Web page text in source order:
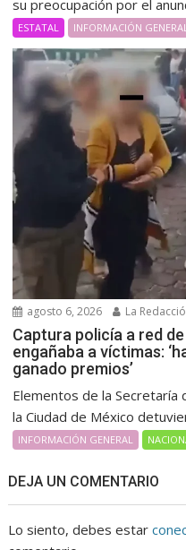
su preocupación por el
ESTATAL INFORMACIÓN
agosto 6, 2026 La
Captura policía a red
engañaba a víctimas:
ganado premios’
Elementos de la Secretaría
la Ciudad de México
INFORMACIÓN GENERAL
DEJA UN COMENTARIO
Lo siento, debes estar